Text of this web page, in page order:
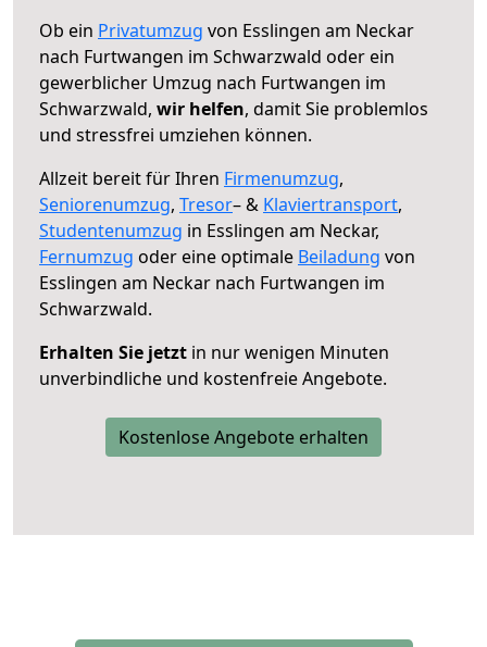
Ob ein Privatumzug von Esslingen am Neckar
nach Furtwangen im Schwarzwald oder ein
gewerblicher Umzug nach Furtwangen im
Schwarzwald, wir helfen, damit Sie problemlos
und stressfrei umziehen können.
Allzeit bereit für Ihren Firmenumzug,
Seniorenumzug, Tresor– & Klaviertransport,
Studentenumzug in Esslingen am Neckar,
Fernumzug oder eine optimale Beiladung von
Esslingen am Neckar nach Furtwangen im
Schwarzwald.
Erhalten Sie jetzt in nur wenigen Minuten
unverbindliche und kostenfreie Angebote.
Kostenlose Angebote erhalten